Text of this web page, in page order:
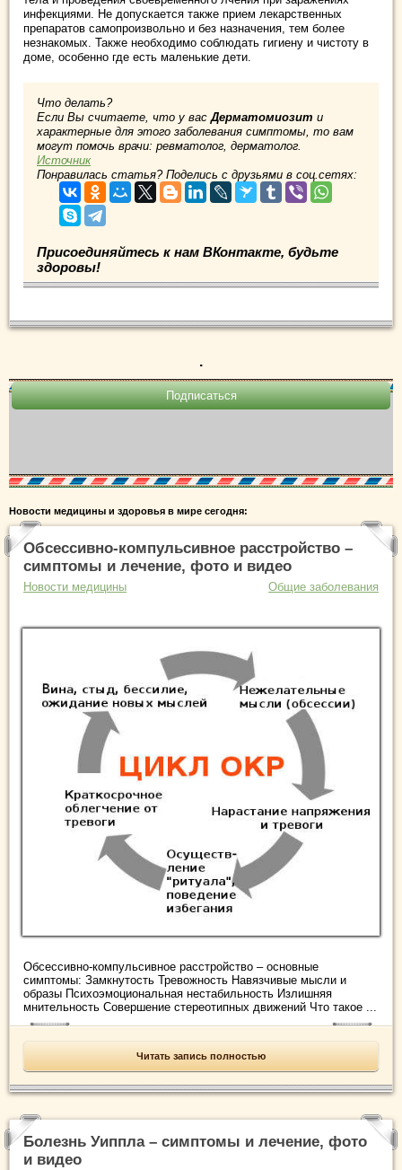
инфекциями. Не допускается также прием лекарственных
препаратов самопроизвольно и без назначения, тем более
незнакомых. Также необходимо соблюдать гигиену и чистоту в
доме, особенно где есть маленькие дети.
Что делать?
Если Вы считаете, что у вас Дерматомиозит и
характерные для этого заболевания симптомы, то вам
могут помочь врачи: ревматолог, дерматолог.
Источник
Понравилась статья? Поделись с друзьями в соц.сетях:
Присоединяйтесь к нам ВКонтакте, будьте
здоровы!
.
Новости медицины и здоровья в мире сегодня:
Обсессивно-компульсивное расстройство –
симптомы и лечение, фото и видео
Новости медицины Общие заболевания
Обсессивно-компульсивное расстройство – основные
симптомы: Замкнутость Тревожность Навязчивые мысли и
образы Психоэмоциональная нестабильность Излишняя
мнительность Совершение стереотипных движений Что такое ...
Читать запись полностью
Болезнь Уиппла – симптомы и лечение, фото
и видео